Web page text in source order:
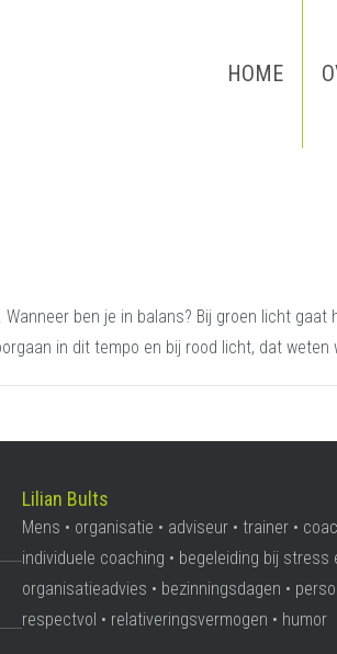
HOME
ben je in balans? Bij groen licht gaat
in dit tempo en bij rood licht, dat
Lilian Bults
Mens • organisatie • adviseur • trainer •
individuele coaching • begeleiding bij stress
organisatieadvies • bezinningsdagen •
respectvol • relativeringsvermogen • humor